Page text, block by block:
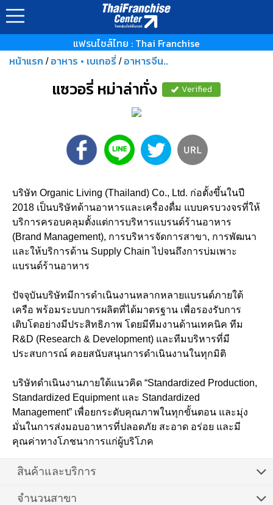
แฟรนไชส์ไทย : Thai Franchise
หน้าแรก / อาหาร • เบเกอรี่ / อาหารจีน..
แซวอรี่ หม่าล่าทั่ง Verified
บริษัท Organic Living (Thailand) Co., Ltd. ก่อตั้งขึ้นในปี
2018 เป็นบริษัทด้านอาหารและเครื่องดื่ม แบบครบวงจรที่ให้
บริการครอบคลุมตั้งแต่การบริหารแบรนด์ร้านอาหาร
(Brand Management), การบริหารจัดการสาขา, การพัฒนา
และให้บริการด้าน Supply Chain ไปจนถึงการบ่มเพาะ
แบรนด์ร้านอาหาร
ปัจจุบันบริษัทมีการดำเนินงานหลากหลายแบรนด์ภายใต้
เครือ พร้อมระบบการผลิตที่ได้มาตรฐาน เพื่อรองรับการ
เติบโตอย่างมีประสิทธิภาพ โดยมีทีมงานด้านเทคนิค ทีม
R&D (Research & Development) และทีมบริหารที่มี
ประสบการณ์ คอยสนับสนุนการดำเนินงานในทุกมิติ
บริษัทดำเนินงานภายใต้แนวคิด “Standardized Production,
Standardized Equipment และ Standardized
Management” เพื่อยกระดับคุณภาพในทุกขั้นตอน และมุ่ง
มั่นในการส่งมอบอาหารที่ปลอดภัย สะอาด อร่อย และมี
คุณค่าทางโภชนาการแก่ผู้บริโภค
สินค้าและบริการ
จำนวนสาขา